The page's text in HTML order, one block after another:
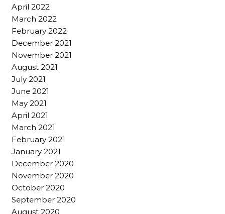
April 2022
March 2022
February 2022
December 2021
November 2021
August 2021
July 2021
June 2021
May 2021
April 2021
March 2021
February 2021
January 2021
December 2020
November 2020
October 2020
September 2020
August 2020